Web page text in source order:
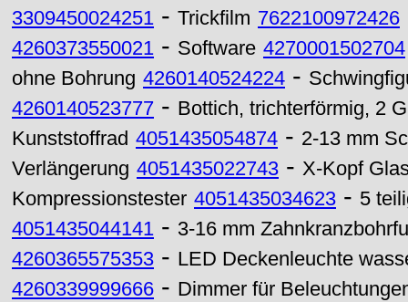
3309450024251 - Trickfilm 7622100972426
4260373550021 - Software 4270001502704
ohne Bohrung 4260140524224 -
4260140523777 - Bottich, trichterförmig, 2
Kunststoffrad 4051435054874 - 2-13 mm
Verlängerung 4051435022743 - X-Kopf
Kompressionstester 4051435034623 - 5
4051435044141 - 3-16 mm
4260365575353 - LED Deckenleuchte
4260339999666 - Dimmer für